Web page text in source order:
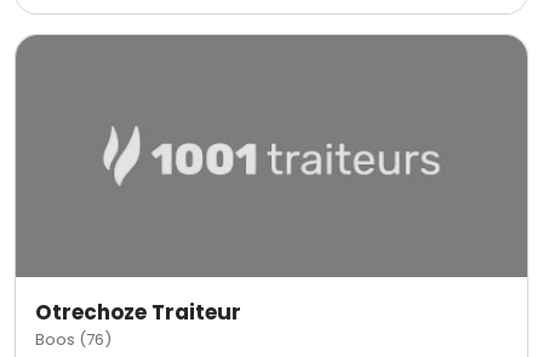
Traiteur repose sur une sélection minutieuse de partenaires, une
organisation impeccable et une passion partagée pour la cuisine créative
et responsable.
Otrechoze Traiteur
Boos (76)